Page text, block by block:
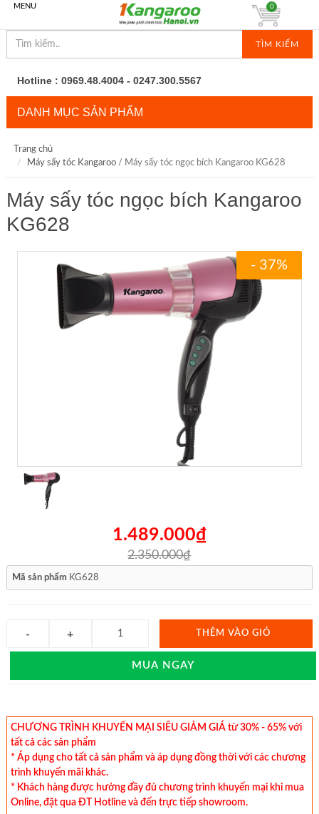
MENU
TÌM KIẾM
0
Hotline : 0969.48.4004 - 0247.300.5567
DANH MỤC SẢN PHẨM
Trang chủ
Máy sấy tóc Kangaroo/ Máy sấy tóc ngọc bích Kangaroo KG628
Máy sấy tóc ngọc bích Kangaroo
KG628
- 37%
1.489.000₫
2.350.000₫
Mã sản phẩm KG628
THÊM VÀO GIỎ
MUA NGAY
CHƯƠNG TRÌNH KHUYẾN MẠI SIÊU GIẢM GIÁ từ 30% - 65% với
tất cả các sản phẩm
* Áp dụng cho tất cả sản phẩm và áp dụng đồng thời với các chương
trình khuyến mãi khác.
* Khách hàng được hưởng đầy đủ chương trình khuyến mại khi mua
Online, đặt qua ĐT Hotline và đến trực tiếp showroom.